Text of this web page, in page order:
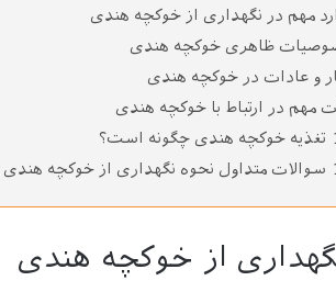
مهم در نگهداری از خوکچه هندی
ظاهری خوکچه هندی
و عادات در خوکچه هندی
مهم در ارتباط با خوکچه هندی
تغذیه خوکچه هندی چگونه است؟
سوالات متداول نحوه نگهداری از خوکچه هندی
از خوکچه هندی